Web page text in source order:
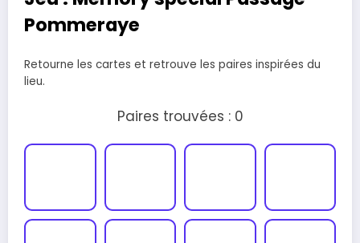
Pommeraye
Retourne les cartes et retrouve les paires inspirées du
lieu.
Paires trouvées : 0